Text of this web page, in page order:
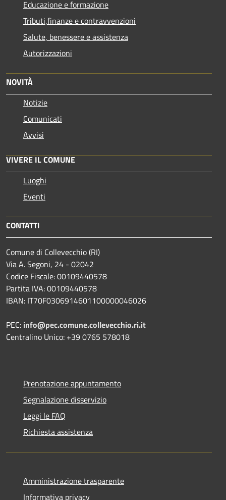
Educazione e formazione
Tributi,finanze e contravvenzioni
Salute, benessere e assistenza
Autorizzazioni
NOVITÀ
Notizie
Comunicati
Avvisi
VIVERE IL COMUNE
Luoghi
Eventi
CONTATTI
Comune di Collevecchio (RI)
Via A. Segoni, 24 - 02042
Codice Fiscale: 00109440578
Partita IVA: 00109440578
IBAN: IT70F0306914601100000046026
PEC: info@pec.comune.collevecchio.ri.it
Centralino Unico: +39 0765 578018
Prenotazione appuntamento
Segnalazione disservizio
Leggi le FAQ
Richiesta assistenza
Amministrazione trasparente
Informativa privacy